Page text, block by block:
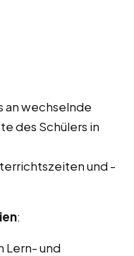
an wechselnde
des Schülers in
und -
:
Lern- und